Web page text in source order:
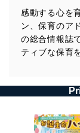
感動する心を
ン、保育のア
の総合情報誌
ティブな保育